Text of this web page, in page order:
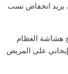
يزيد انخفاض نسب
هشاشة العظام
إيجابي على المريض